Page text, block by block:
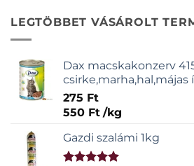
LEGTÖBBET VÁSÁROLT
Dax macskakonzerv
csirke,marha,hal,májas
275 Ft
550 Ft /kg
Gazdi szalámi 1kg